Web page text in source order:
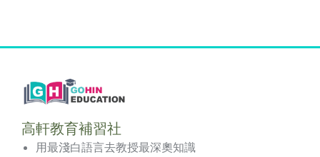
高軒教育補習社
用最淺白語言去教授最深奧知識